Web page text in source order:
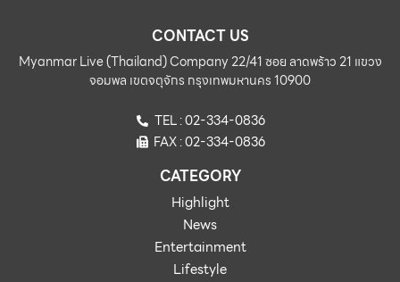
CONTACT US
Myanmar Live (Thailand) Company 22/41 ซอย ลาดพร้าว 21 แขวง
จอมพล เขตจตุจักร กรุงเทพมหานคร 10900
TEL : 02-334-0836
FAX : 02-334-0836
CATEGORY
Highlight
News
Entertainment
Lifestyle